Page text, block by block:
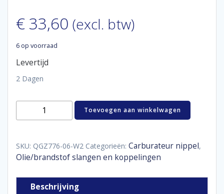
€ 33,60 (excl. btw)
6 op voorraad
Levertijd
2 Dagen
Weber
adaptor
aantal
Toevoegen aan winkelwagen
SKU: QGZ776-06-W2 Categorieën: Carburateur nippel,
Olie/brandstof slangen en koppelingen
Beschrijving